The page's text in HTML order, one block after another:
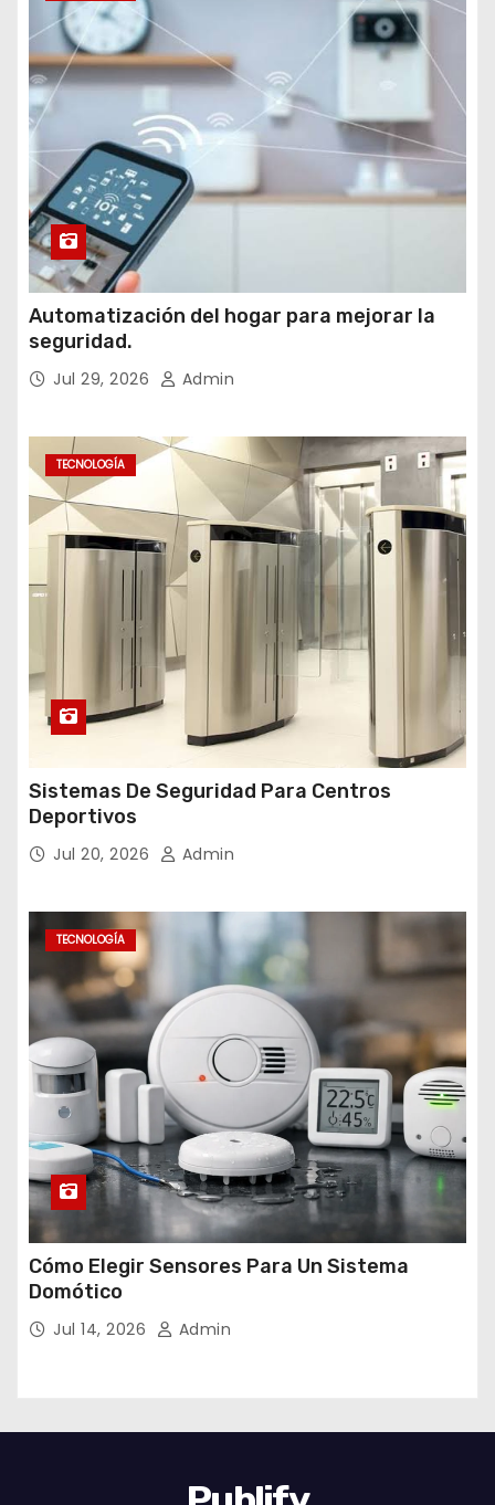
Automatización del hogar para mejorar la
seguridad.
Jul 29, 2026 Admin
TECNOLOGÍA
Sistemas De Seguridad Para Centros
Deportivos
Jul 20, 2026 Admin
TECNOLOGÍA
Cómo Elegir Sensores Para Un Sistema
Domótico
Jul 14, 2026 Admin